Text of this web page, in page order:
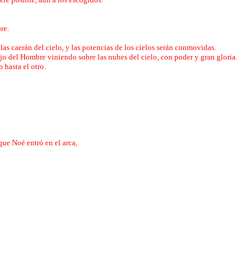
caerán del cielo, y las potencias de los cielos serán conmovidas.
del Hombre viniendo sobre las nubes del cielo, con poder y gran gloria.
hasta el otro.
Noé entró en el arca,